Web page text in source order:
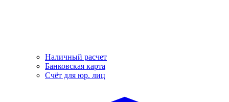
Наличный расчет
Банковская карта
Счёт для юр. лиц